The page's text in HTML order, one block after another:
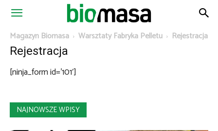
Magazyn
Biomasa
Magazyn Biomasa Warsztaty Fabryka Pelletu Rejestracja
Rejestracja
[ninja_form id=’101′]
NAJNOWSZE WPISY